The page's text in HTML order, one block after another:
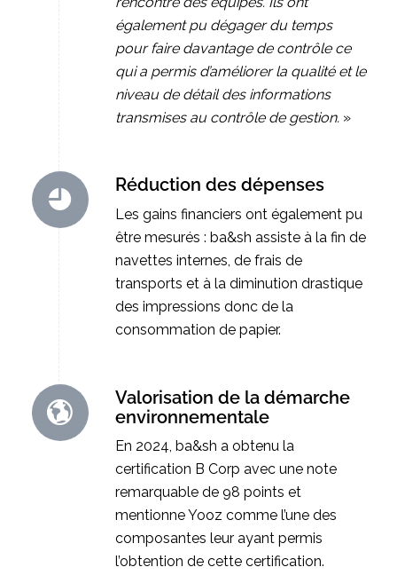
également pu dégager du temps
pour faire davantage de contrôle ce
qui a permis d’améliorer la qualité et le
niveau de détail des informations
transmises au contrôle de gestion. »
Réduction des dépenses
Les gains financiers ont également pu
être mesurés : ba&sh assiste à la fin de
navettes internes, de frais de
transports et à la diminution drastique
des impressions donc de la
consommation de papier.
Valorisation de la démarche
environnementale
En 2024, ba&sh a obtenu la
certification B Corp avec une note
remarquable de 98 points et
mentionne Yooz comme l’une des
composantes leur ayant permis
l’obtention de cette certification.